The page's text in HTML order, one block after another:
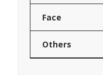
Face
Others